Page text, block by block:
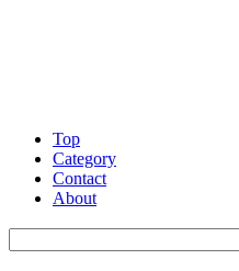
Top
Category
Contact
About